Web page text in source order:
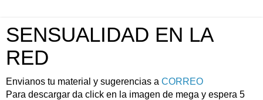
SENSUALIDAD EN LA
RED
Envianos tu material y sugerencias a CORREO
Para descargar da click en la imagen de mega y espera 5